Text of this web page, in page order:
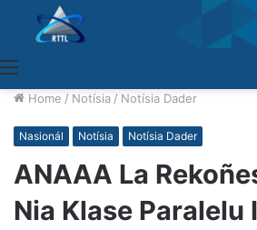
Home / Notísia / Notísia Dader
Nasionál Notísia Notísia Dader
ANAAA La
Nia Klase Paralelu